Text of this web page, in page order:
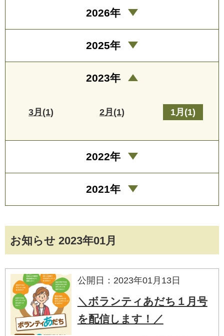
お知らせ 2023年01月
公開日：2023年01月13日
＼ボランティあだち１月号
を配信します！／
2026年
2025年
2023年
3月(1) 2月(1) 1月(1)
2022年
2021年